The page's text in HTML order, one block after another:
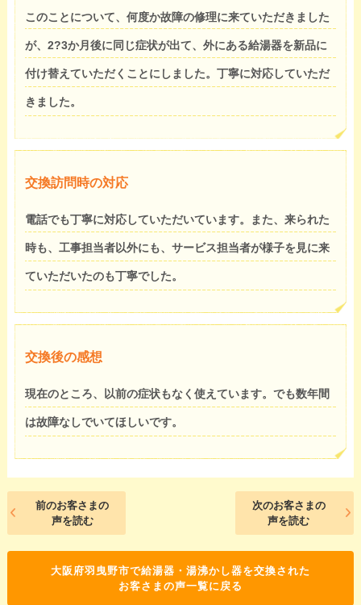
このことについて、何度か故障の修理に来ていただきました
が、2?3か月後に同じ症状が出て、外にある給湯器を新品に
付け替えていただくことにしました。丁寧に対応していただ
きました。
交換訪問時の対応
電話でも丁寧に対応していただいています。また、来られた
時も、工事担当者以外にも、サービス担当者が様子を見に来
ていただいたのも丁寧でした。
交換後の感想
現在のところ、以前の症状もなく使えています。でも数年間
は故障なしでいてほしいです。
前のお客さまの
声を読む
次のお客さまの
声を読む
大阪府羽曳野市で給湯器・湯沸かし器を交換された
お客さまの声一覧に戻る